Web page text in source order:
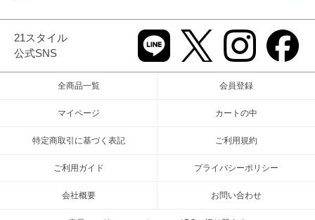
21スタイル
公式SNS
全商品一覧 会員登録
マイページ カートの中
特定商取引に基づく表記 ご利用規約
ご利用ガイド プライバシーポリシー
会社概要 お問い合わせ